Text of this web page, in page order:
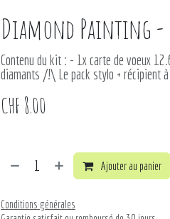
Diamond Painting -
Contenu du kit : - 1x carte de voeux
diamants /!\ Le pack stylo + récipient
CHF 8.00
Ajouter au panier
Conditions générales